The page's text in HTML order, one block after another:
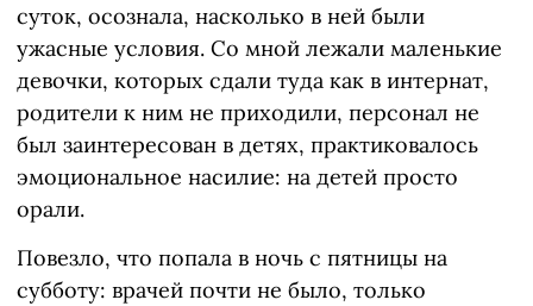
суток, осознала, насколько в ней были
ужасные условия. Со мной лежали маленькие
девочки, которых сдали туда как в интернат,
родители к ним не приходили, персонал не
был заинтересован в детях, практиковалось
эмоциональное насилие: на детей просто
орали.
Повезло, что попала в ночь с пятницы на
субботу: врачей почти не было, только